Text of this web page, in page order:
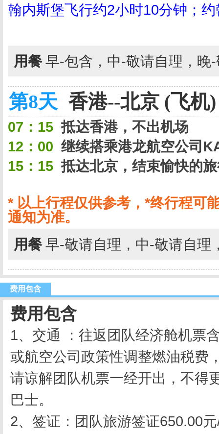
翰内斯堡飞行约2小时10分钟；
用餐 早-包含，中-敬请自理，晚
第8天 香港--北京 (飞机)
07：15抵达香港，不出机场
12：00 继续搭乘港龙航空公司
15：15抵达北京，结束愉快的
* 以上行程仅供参考，*终行程可
通知为准。
用餐 早-敬请自理，中-敬请自理
费用包含
费用包含
1、交通 ：往返团队经济舱机票
或航空公司政策性调整燃油税费
请谅解团队机票一经开出，不得
巴士。
2、签证：团队旅游签证650.00